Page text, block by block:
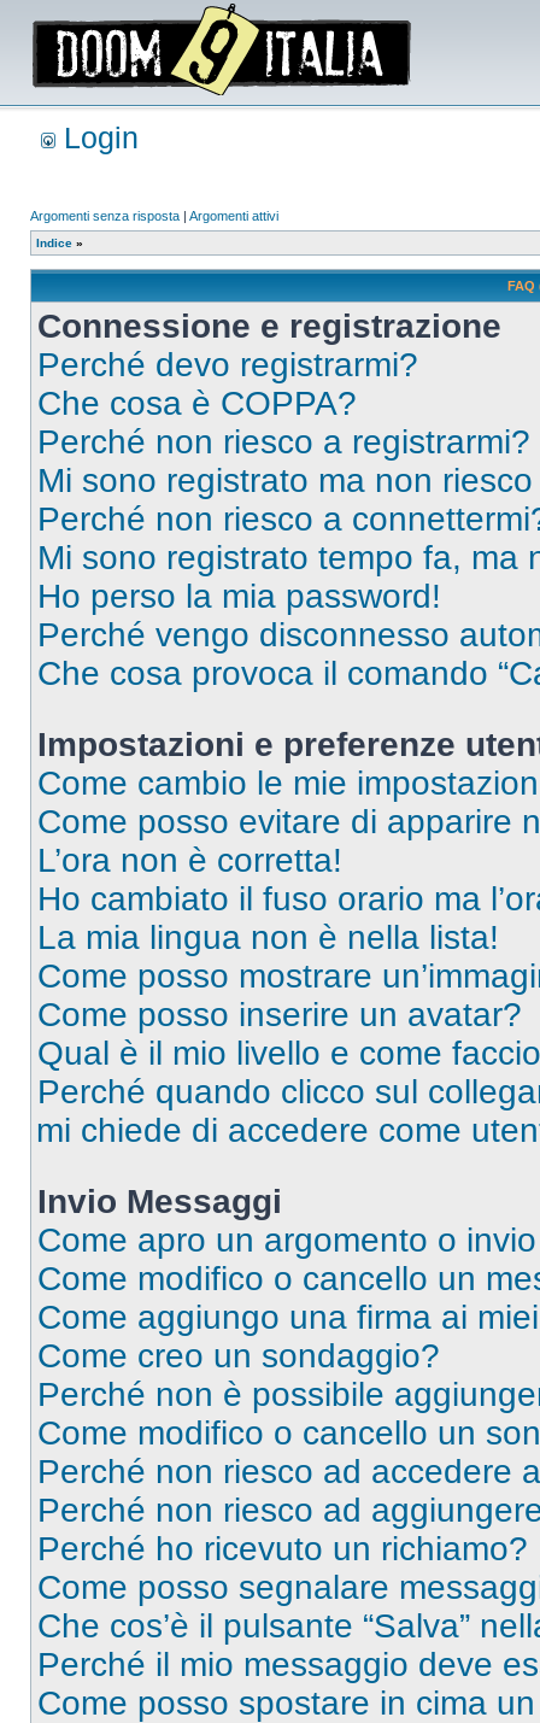
Login
Argomenti senza risposta | Argomenti attivi
Indice »
FAQ
Connessione e registrazione
Perché devo registrarmi?
Che cosa è COPPA?
Perché non riesco a registrarmi?
Mi sono registrato ma non
Perché non riesco a
Mi sono registrato tempo fa, ma
Ho perso la mia password!
Perché vengo disconnesso
Che cosa provoca il comando
Impostazioni e preferenze
Come cambio le mie
Come posso evitare di apparire
L’ora non è corretta!
Ho cambiato il fuso orario ma
La mia lingua non è nella lista!
Come posso mostrare
Come posso inserire un avatar?
Qual è il mio livello e come
Perché quando clicco sul
mi chiede di accedere come
Invio Messaggi
Come apro un argomento o
Come modifico o cancello un
Come aggiungo una firma ai
Come creo un sondaggio?
Perché non è possibile
Come modifico o cancello un
Perché non riesco ad accedere
Perché non riesco ad
Perché ho ricevuto un richiamo?
Come posso segnalare
Che cos’è il pulsante “Salva”
Perché il mio messaggio deve
Come posso spostare in cima